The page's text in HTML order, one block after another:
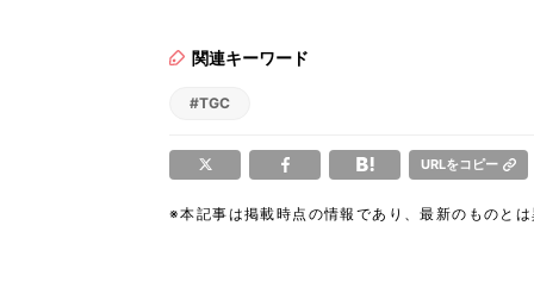
関連キーワード
#TGC
URLをコピー
※本記事は掲載時点の情報であり、最新のものと